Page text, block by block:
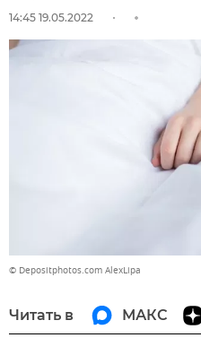
14:45 19.05.2022
© Depositphotos.com AlexLipa
Читать в МАКС